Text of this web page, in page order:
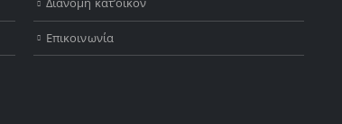
Επικοινωνία